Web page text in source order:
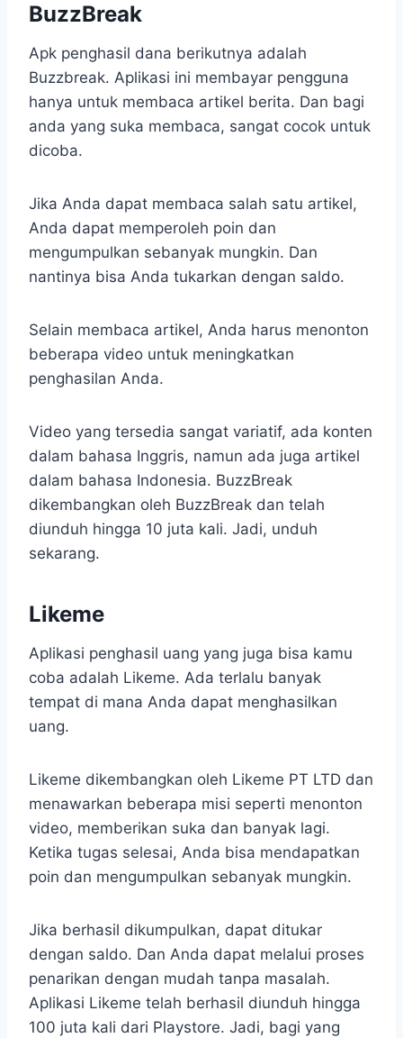
BuzzBreak
Apk penghasil dana berikutnya adalah
Buzzbreak. Aplikasi ini membayar pengguna
hanya untuk membaca artikel berita. Dan bagi
anda yang suka membaca, sangat cocok untuk
dicoba.
Jika Anda dapat membaca salah satu artikel,
Anda dapat memperoleh poin dan
mengumpulkan sebanyak mungkin. Dan
nantinya bisa Anda tukarkan dengan saldo.
Selain membaca artikel, Anda harus menonton
beberapa video untuk meningkatkan
penghasilan Anda.
Video yang tersedia sangat variatif, ada konten
dalam bahasa Inggris, namun ada juga artikel
dalam bahasa Indonesia. BuzzBreak
dikembangkan oleh BuzzBreak dan telah
diunduh hingga 10 juta kali. Jadi, unduh
sekarang.
Likeme
Aplikasi penghasil uang yang juga bisa kamu
coba adalah Likeme. Ada terlalu banyak
tempat di mana Anda dapat menghasilkan
uang.
Likeme dikembangkan oleh Likeme PT LTD dan
menawarkan beberapa misi seperti menonton
video, memberikan suka dan banyak lagi.
Ketika tugas selesai, Anda bisa mendapatkan
poin dan mengumpulkan sebanyak mungkin.
Jika berhasil dikumpulkan, dapat ditukar
dengan saldo. Dan Anda dapat melalui proses
penarikan dengan mudah tanpa masalah.
Aplikasi Likeme telah berhasil diunduh hingga
100 juta kali dari Playstore. Jadi, bagi yang